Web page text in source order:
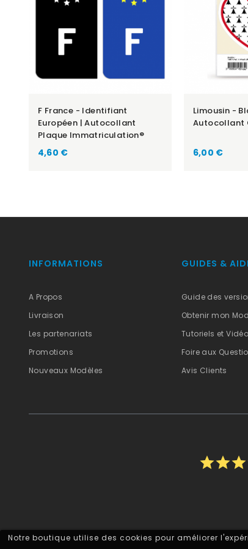
Notre boutique utilise des cookies pour améliorer
F France - Identifiant
Européen | Autocollant
Plaque Immatriculation®
Prix
4,60 €
Limousin -
Autocollant
Prix
6,00 €
INFORMATIONS
A Propos
Livraison
Les partenariats
Promotions
Nouveaux Modèles
GUIDES &
Guide des
Obtenir mon
Tutoriels et
Foire aux
Avis Clients
starstarstar